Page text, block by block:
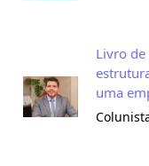
Livro
uma